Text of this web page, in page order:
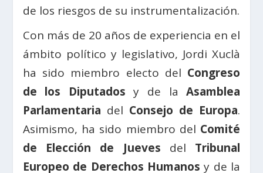
de los riesgos de su instrumentalización.
Con más de 20 años de experiencia en el
ámbito político y legislativo, Jordi Xuclà
ha sido miembro electo del Congreso
de los Diputados y de laAsamblea
Parlamentaria del Consejo de Europa.
Asimismo, ha sido miembro del Comité
de Elección de Jueves del Tribunal
Europeo de Derechos Humanos y de la